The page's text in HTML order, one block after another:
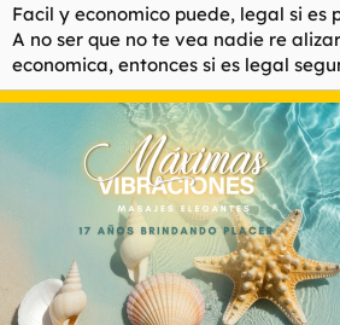
Facil y economico puede, legal si es
A no ser que no te vea nadie re
economica, entonces si es legal